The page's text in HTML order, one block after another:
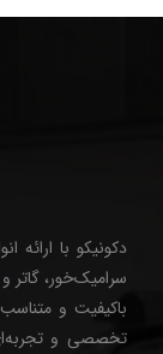
دکونیکو با
سرامیک‌خور، گاتر
باکیفیت و
تخصصی و